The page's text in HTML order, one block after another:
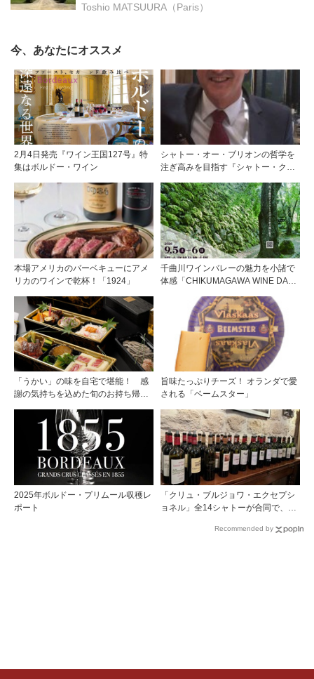
Toshio MATSUURA（Paris）
今、あなたにオススメ
2月4日発売『ワイン王国127号』特
集はボルドー・ワイン
シャトー・オー・ブリオンの哲学を
注ぎ高みを目指す『シャトー・クィ
本場アメリカのバーベキューにアメ
リカのワインで乾杯！「1924」
千曲川ワインバレーの魅力を小諸で
体感「CHIKUMAGAWA WINE DAYS
「うかい」の味を自宅で堪能！ 感
謝の気持ちを込めた旬のお持ち帰り
旨味たっぷりチーズ！ オランダで愛
される「ベームスター」
2025年ボルドー・プリムール収穫レ
ポート
「クリュ・ブルジョワ・エクセプシ
ョネル」全14シャトーが合同で、ジ
Recommended by